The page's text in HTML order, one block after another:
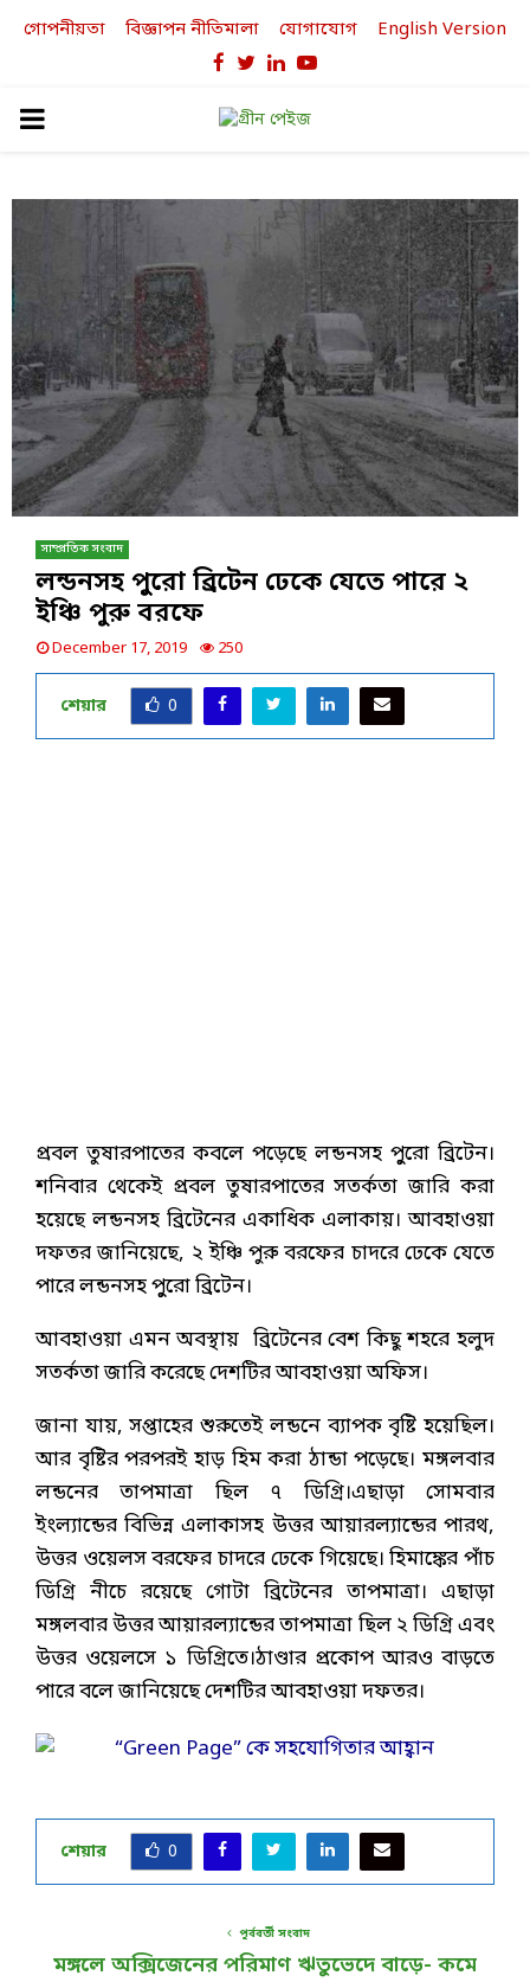
গোপনীয়তা বিজ্ঞাপন নীতিমালা যোগাযোগ English Version
Facebook
TwitterLinkedinYoutube
PRIMARY
সাম্প্রতিক সংবাদ
লন্ডনসহ পুুরো ব্রিটেন ঢেকে যেতে পারে ২
ইঞ্চি পুরু বরফে
December 17, 2019 250
শেয়ার 0
প্রবল তুষারপাতের কবলে পড়েছে লন্ডনসহ পুুরো ব্রিটেন।
শনিবার থেকেই প্রবল তুষারপাতের সতর্কতা জারি করা
হয়েছে লন্ডনসহ ব্রিটেনের একাধিক এলাকায়। আবহাওয়া
দফতর জানিয়েছে, ২ ইঞ্চি পুরু বরফের চাদরে ঢেকে যেতে
পারে লন্ডনসহ পুুরো ব্রিটেন।
আবহাওয়া এমন অবস্থায় ব্রিটেনের বেশ কিছু শহরে হলুদ
সতর্কতা জারি করেছে দেশটির আবহাওয়া অফিস।
জানা যায়, সপ্তাহের শুরুতেই লন্ডনে ব্যাপক বৃষ্টি হয়েছিল।
আর বৃষ্টির পরপরই হাড় হিম করা ঠান্ডা পড়েছে। মঙ্গলবার
লন্ডনের তাপমাত্রা ছিল ৭ ডিগ্রি।এছাড়া সোমবার
ইংল্যান্ডের বিভিন্ন এলাকাসহ উত্তর আয়ারল্যান্ডের পারথ,
উত্তর ওয়েলস বরফের চাদরে ঢেকে গিয়েছে। হিমাঙ্কের পাঁচ
ডিগ্রি নীচে রয়েছে গোটা ব্রিটেনের তাপমাত্রা। এছাড়া
মঙ্গলবার উত্তর আয়ারল্যান্ডের তাপমাত্রা ছিল ২ ডিগ্রি এবং
উত্তর ওয়েলসে ১ ডিগ্রিতে।ঠাণ্ডার প্রকোপ আরও বাড়তে
পারে বলে জানিয়েছে দেশটির আবহাওয়া দফতর।
শেয়ার 0
পূর্ববর্তী সংবাদ
মঙ্গলে অক্সিজেনের পরিমাণ ঋতুভেদে বাড়ে- কমে